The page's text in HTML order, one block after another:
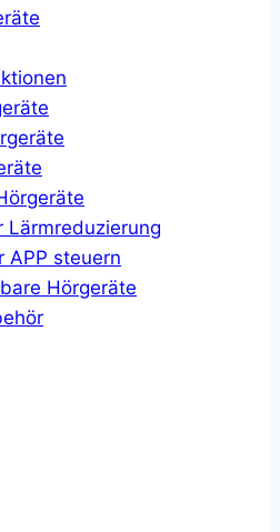
Lärmreduzierung
APP steuern
Hörgeräte